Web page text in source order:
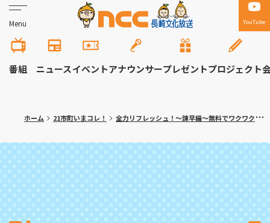
Menu YouTube
番組 ニュースイベントアナウンサープレゼントプロジェクト
ホーム 21市町いまコレ！ 全力リフレッシュ！～諫早編～無料でワクワク体験！大人の隠れ家カフェも